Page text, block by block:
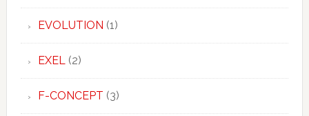
EVOLUTION (1)
EXEL(2)
F-CONCEPT (3)